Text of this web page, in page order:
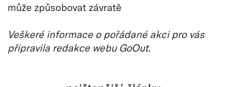
může způsobovat závratě
Veškeré informace o pořádané akci pro vás
připravila redakce webu GoOut.